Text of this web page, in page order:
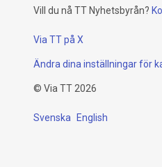
Vill du nå TT Nyhetsbyrån?
Via TT på X
Ändra dina inställningar för
© Via TT 2026
Svenska English